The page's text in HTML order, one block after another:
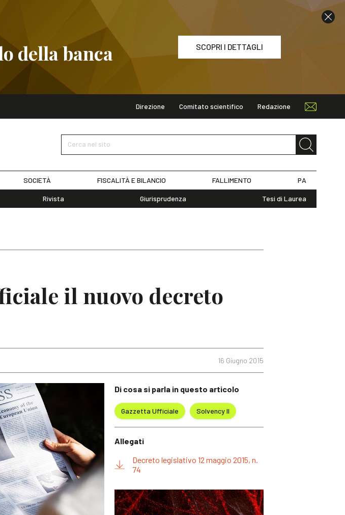
della banca SCOPRI I DETTAGLI
SCOPRI I DETTAGLIDirezione Comitato scientifico Redazione
Cerca nel sito
SOCIETÀ FISCALITÀ E BILANCIO FALLIMENTO PA
Rivista Giurisprudenza Tesi di Laurea
il nuovo decreto
16 Giugno 2015
Di cosa si parla in questo articolo
Gazzetta Ufficiale Solvency II
Allegati
Decreto legislativo 12 maggio 2015, n.
74